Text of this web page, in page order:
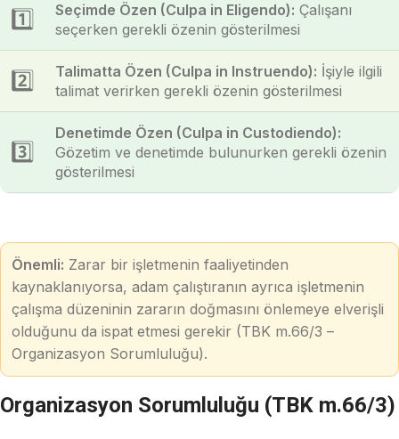
1️⃣ Seçimde Özen (Culpa in Eligendo): Çalışanı
seçerken gerekli özenin gösterilmesi
2️⃣ Talimatta Özen (Culpa in Instruendo): İşiyle ilgili
talimat verirken gerekli özenin gösterilmesi
3️⃣
Denetimde Özen (Culpa in Custodiendo):
Gözetim ve denetimde bulunurken gerekli özenin
gösterilmesi
Önemli: Zarar bir işletmenin faaliyetinden
kaynaklanıyorsa, adam çalıştıranın ayrıca işletmenin
çalışma düzeninin zararın doğmasını önlemeye elverişli
olduğunu da ispat etmesi gerekir (TBK m.66/3 –
Organizasyon Sorumluluğu).
Organizasyon Sorumluluğu (TBK m.66/3)